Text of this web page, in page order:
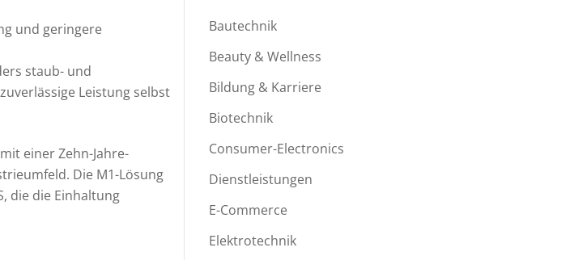
und geringere
staub- und
Leistung selbst
einer Zehn-Jahre-
Die M1-Lösung
die die Einhaltung
Bautechnik
Beauty & Wellness
Bildung & Karriere
Biotechnik
Consumer-Electronics
Dienstleistungen
E-Commerce
Elektrotechnik